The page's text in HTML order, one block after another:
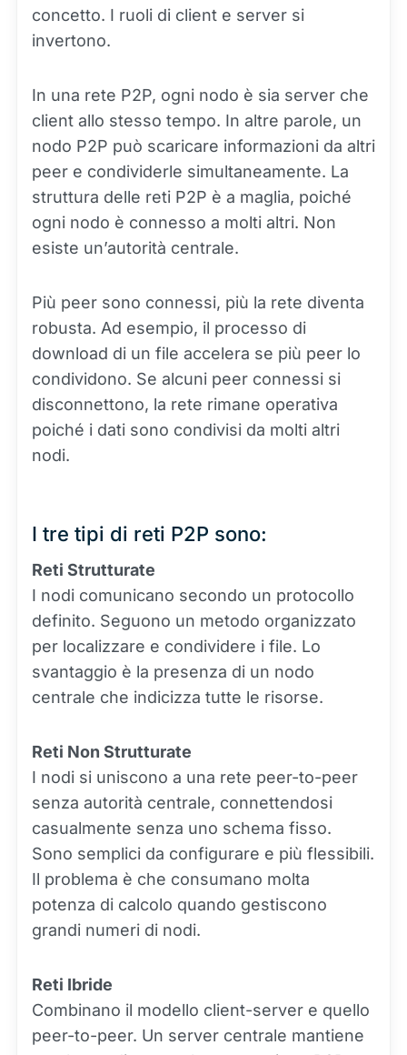
concetto. I ruoli di client e server si
invertono.
In una rete P2P, ogni nodo è sia server che
client allo stesso tempo. In altre parole, un
nodo P2P può scaricare informazioni da altri
peer e condividerle simultaneamente. La
struttura delle reti P2P è a maglia, poiché
ogni nodo è connesso a molti altri. Non
esiste un’autorità centrale.
Più peer sono connessi, più la rete diventa
robusta. Ad esempio, il processo di
download di un file accelera se più peer lo
condividono. Se alcuni peer connessi si
disconnettono, la rete rimane operativa
poiché i dati sono condivisi da molti altri
nodi.
I tre tipi di reti P2P sono:
Reti Strutturate
I nodi comunicano secondo un protocollo
definito. Seguono un metodo organizzato
per localizzare e condividere i file. Lo
svantaggio è la presenza di un nodo
centrale che indicizza tutte le risorse.
Reti Non Strutturate
I nodi si uniscono a una rete peer-to-peer
senza autorità centrale, connettendosi
casualmente senza uno schema fisso.
Sono semplici da configurare e più flessibili.
Il problema è che consumano molta
potenza di calcolo quando gestiscono
grandi numeri di nodi.
Reti Ibride
Combinano il modello client-server e quello
peer-to-peer. Un server centrale mantiene